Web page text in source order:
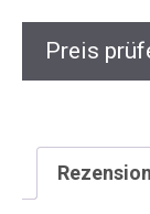
Preis